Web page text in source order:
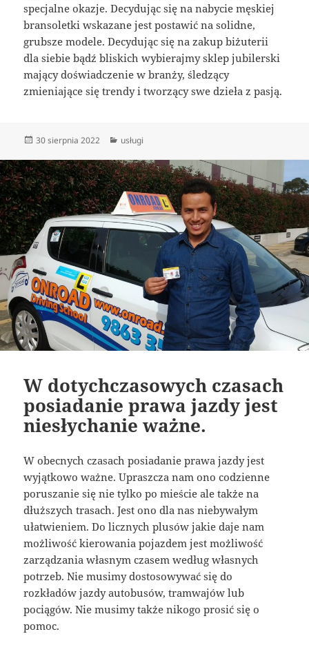
specjalne okazje. Decydując się na nabycie męskiej
bransoletki wskazane jest postawić na solidne,
grubsze modele. Decydując się na zakup biżuterii
dla siebie bądź bliskich wybierajmy sklep jubilerski
mający doświadczenie w branży, śledzący
zmieniające się trendy i tworzący swe dzieła z pasją.
Data
30 sierpnia 2022 Kategorie
usługi
W dotychczasowych czasach
posiadanie prawa jazdy jest
niesłychanie ważne.
W obecnych czasach posiadanie prawa jazdy jest
wyjątkowo ważne. Upraszcza nam ono codzienne
poruszanie się nie tylko po mieście ale także na
dłuższych trasach. Jest ono dla nas niebywałym
ułatwieniem. Do licznych plusów jakie daje nam
możliwość kierowania pojazdem jest możliwość
zarządzania własnym czasem według własnych
potrzeb. Nie musimy dostosowywać się do
rozkładów jazdy autobusów, tramwajów lub
pociągów. Nie musimy także nikogo prosić się o
pomoc.